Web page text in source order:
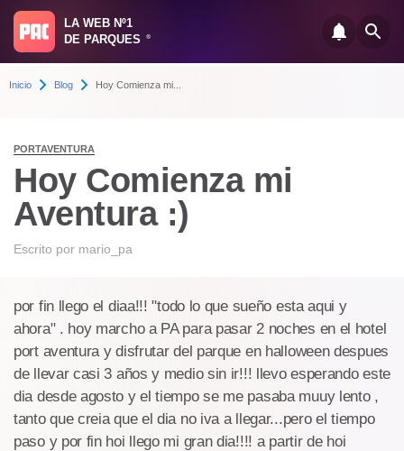
LA WEB Nº1
DE PARQUES
®
Inicio Blog Hoy Comienza mi...
PORTAVENTURA
Hoy Comienza mi
Aventura :)
Escrito por mario_pa
por fin llego el diaa!!! "todo lo que sueño esta aqui y
ahora" . hoy marcho a PA para pasar 2 noches en el hotel
port aventura y disfrutar del parque en halloween despues
de llevar casi 3 años y medio sin ir!!! llevo esperando este
dia desde agosto y el tiempo se me pasaba muuy lento ,
tanto que creia que el dia no iva a llegar...pero el tiempo
paso y por fin hoi llego mi gran dia!!!! a partir de hoi